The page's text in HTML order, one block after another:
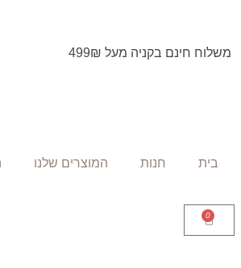
משלוח חינם בקניה מעל 499₪
בית חנות המוצרים שלנו
0